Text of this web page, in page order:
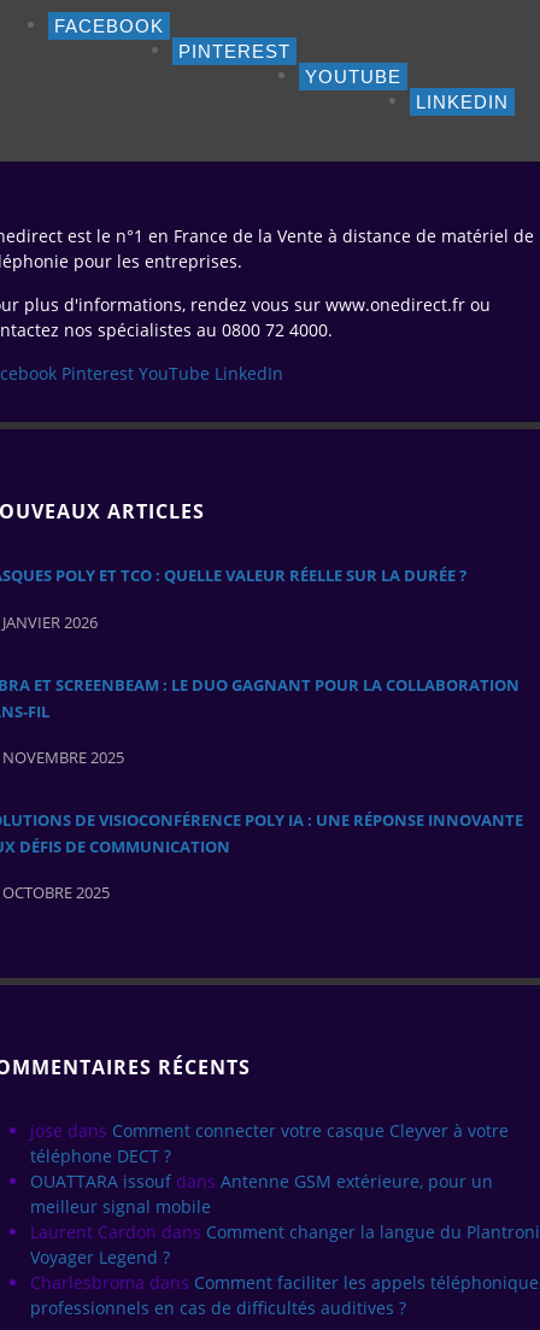
FACEBOOK
PINTEREST
YOUTUBE
LINKEDIN
est le n°1 en France de la Vente à distance de matériel de
pour les entreprises.
plus d'informations, rendez vous sur www.onedirect.fr ou
nos spécialistes au 0800 72 4000.
Pinterest YouTube LinkedIn
ARTICLES
POLY ET TCO : QUELLE VALEUR RÉELLE SUR LA DURÉE ?
2026
ET SCREENBEAM : LE DUO GAGNANT POUR LA COLLABORATION
2025
DE VISIOCONFÉRENCE POLY IA : UNE RÉPONSE INNOVANTE
DÉFIS DE COMMUNICATION
2025
RÉCENTS
jose dans Comment connecter votre casque Cleyver à votre
téléphone DECT ?
OUATTARA issouf dans Antenne GSM extérieure, pour un
meilleur signal mobile
Laurent Cardon dans Comment changer la langue du
Voyager Legend ?
Charlesbroma dans Comment faciliter les appels
professionnels en cas de difficultés auditives ?